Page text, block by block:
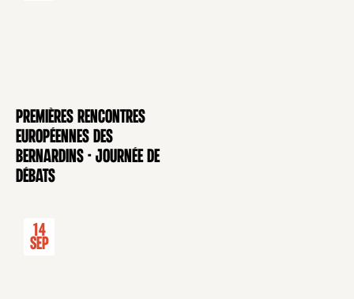
CONFÉRENCE
Premières rencontres
européennes des
Bernardins - Journée de
débats
14
Sep